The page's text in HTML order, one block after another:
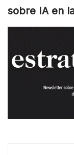
sobre IA en